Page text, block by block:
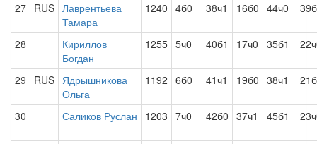
27 RUS Лаврентьева
Тамара
1240 4б0 38ч1 16б0 44ч0
28
Кириллов
Богдан
1255 5ч0 40б1 17ч0 35б1
29 RUS Ядрышникова
Ольга
1192 6б0 41ч1 19б0 38ч1
30 Саликов Руслан 1203 7ч0 42б0 37ч1 45б1